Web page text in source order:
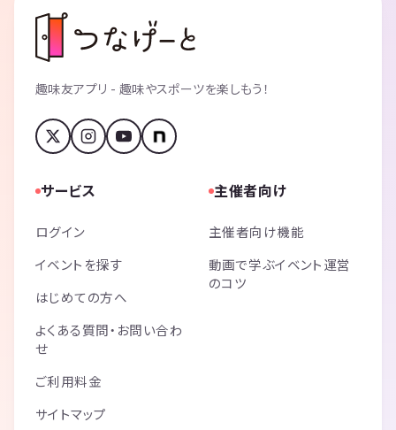
趣味友アプリ - 趣味やスポーツを楽しもう！
サービス
ログイン
イベントを探す
はじめての方へ
よくある質問・お問い合わ
せ
ご利用料金
サイトマップ
主催者向け
主催者向け機能
動画で学ぶイベント運営
のコツ